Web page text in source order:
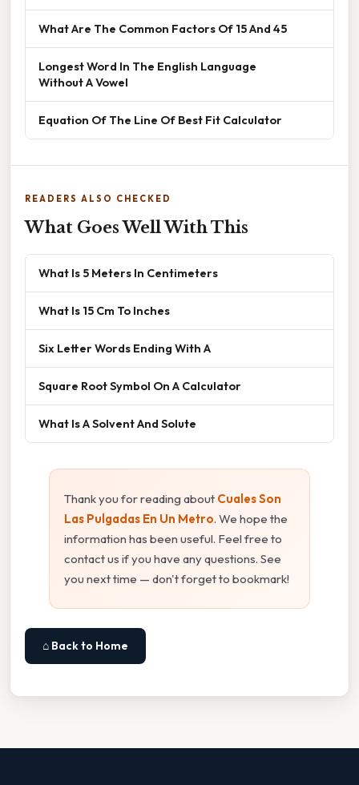
What Are The Common Factors Of 15 And 45
Longest Word In The English Language
Without A Vowel
Equation Of The Line Of Best Fit Calculator
READERS ALSO CHECKED
What Goes Well With This
What Is 5 Meters In Centimeters
What Is 15 Cm To Inches
Six Letter Words Ending With A
Square Root Symbol On A Calculator
What Is A Solvent And Solute
Thank you for reading about Cuales Son
Las Pulgadas En Un Metro. We hope the
information has been useful. Feel free to
contact us if you have any questions. See
you next time — don't forget to bookmark!
⌂ Back to Home